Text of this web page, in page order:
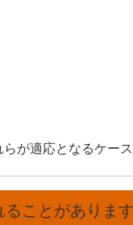
が適応となるケー
ることがありま